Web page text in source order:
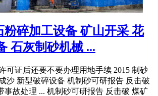
粉碎加工设备 矿山开采 花
石灰制砂机械 ...
可证后还要不要办理用地手续 2015 制砂
沙 新型破碎设备 机制砂可研报告 反击破
事故处理 ... 机制砂可研报告 反击破 煤矿